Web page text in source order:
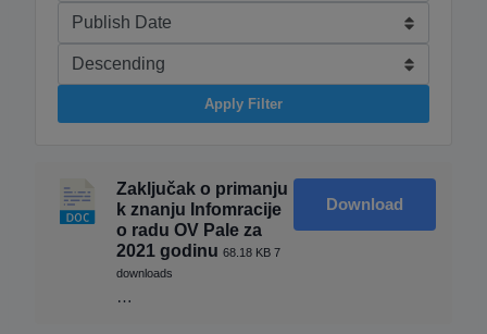
Apply Filter
Zaključak o primanju
k znanju Infomracije
o radu OV Pale za
2021 godinu 68.18 KB 7
downloads
…
Download